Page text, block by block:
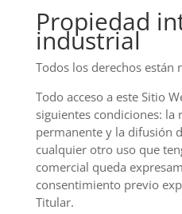
Propiedad
industrial
Todos los derechos están
Todo acceso a este Sitio
siguientes condiciones: la
permanente y la difusión
cualquier otro uso que
comercial queda
consentimiento previo
Titular.